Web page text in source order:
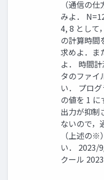
（通信の
みよ．
4, 8 として
の計算時間
求めよ．ま
よ． 時間
タのファイ
い． プロ
の値を 1
出力が抑制
ないので，
（上述の
い． 2023/
クール